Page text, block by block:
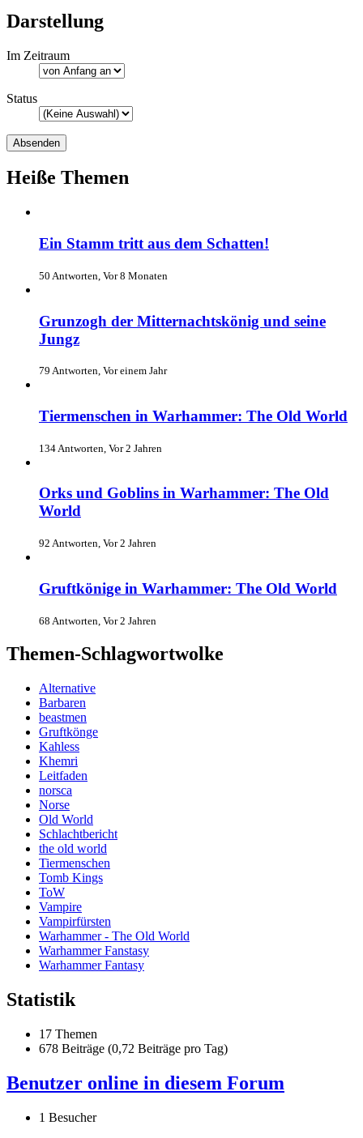
Darstellung
Im Zeitraum
Status
Heiße Themen
Ein Stamm tritt aus dem Schatten!
50 Antworten, Vor 8 Monaten
Grunzogh der Mitternachtskönig und seine
Jungz
79 Antworten, Vor einem Jahr
Tiermenschen in Warhammer: The Old World
134 Antworten, Vor 2 Jahren
Orks und Goblins in Warhammer: The Old
World
92 Antworten, Vor 2 Jahren
Gruftkönige in Warhammer: The Old World
68 Antworten, Vor 2 Jahren
Themen-Schlagwortwolke
Alternative
Barbaren
beastmen
Gruftkönge
Kahless
Khemri
Leitfaden
norsca
Norse
Old World
Schlachtbericht
the old world
Tiermenschen
Tomb Kings
ToW
Vampire
Vampirfürsten
Warhammer - The Old World
Warhammer Fanstasy
Warhammer Fantasy
Statistik
17 Themen
678 Beiträge (0,72 Beiträge pro Tag)
Benutzer online in diesem Forum
1 Besucher